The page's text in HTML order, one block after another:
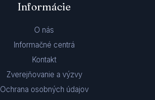
Informácie
O nás
Informačné centrá
Kontakt
Zverejňovanie a výzvy
Ochrana osobných údajov